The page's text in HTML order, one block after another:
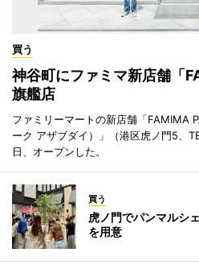
買う
神谷町にファミマ新店舗「
旗艦店
ファミリーマートの新店舗「FAMIMA
ーク アザブダイ）」（港区虎ノ門5、
日、オープンした。
買う
虎ノ門でパンマルシ
を用意